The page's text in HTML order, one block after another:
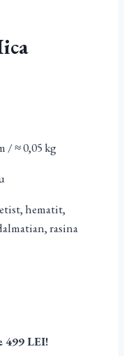
/ ≈ 0,05 kg
hematit,
rasina
499 LEI!